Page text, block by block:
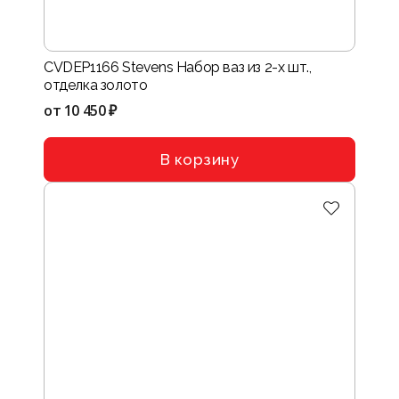
CVDEP1166 Stevens Набор ваз из 2-х шт.,
отделка золото
от 10 450 ₽
В корзину